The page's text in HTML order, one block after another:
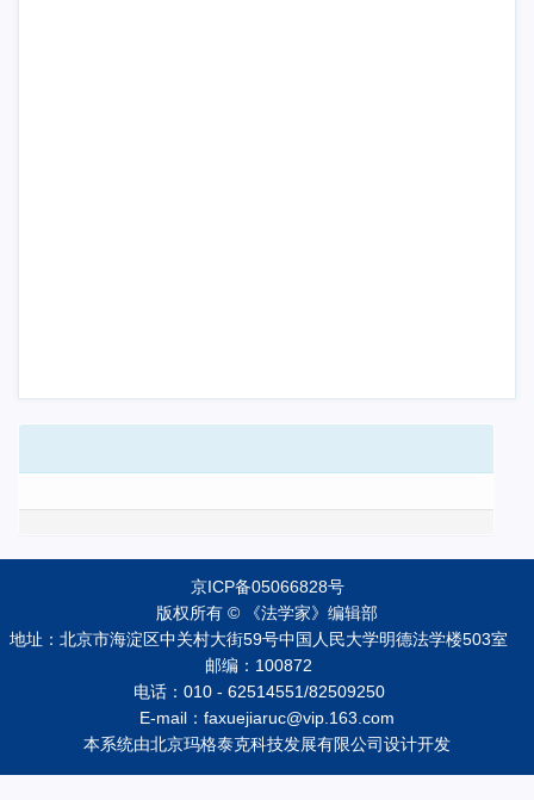
京ICP备05066828号
版权所有 © 《法学家》编辑部
地址：北京市海淀区中关村大街59号中国人民大学明德法学楼503室
邮编：100872
电话：010 - 62514551/82509250
E-mail：faxuejiaruc@vip.163.com
本系统由北京玛格泰克科技发展有限公司设计开发